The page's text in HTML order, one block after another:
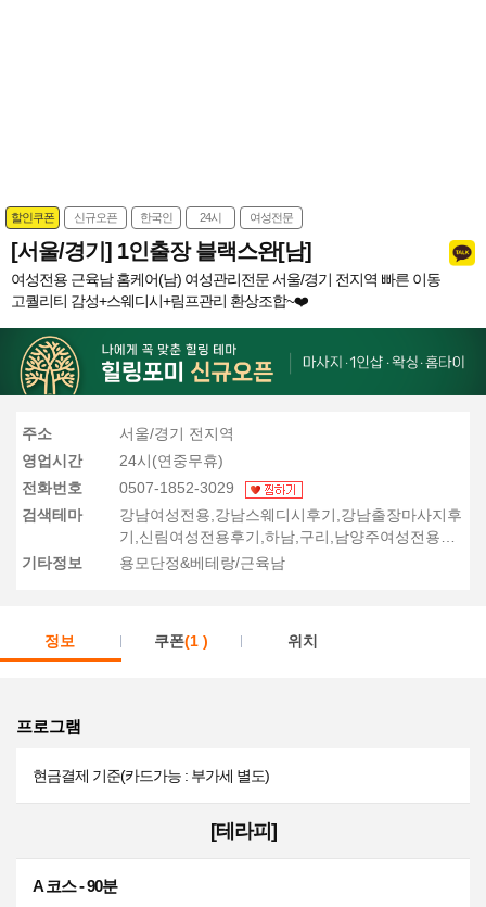
할인쿠폰 신규오픈 한국인 24시 여성전문
[서울/경기] 1인출장 블랙스완[남]
여성전용 근육남 홈케어(남) 여성관리전문 서울/경기 전지역 빠른 이동
고퀄리티 감성+스웨디시+림프관리 환상조합~❤️
주소
서울/경기 전지역
영업시간
24시(연중무휴)
전화번호
0507-1852-3029
검색테마
강남여성전용,강남스웨디시후기,강남출장마사지후
기,신림여성전용후기,하남,구리,남양주여성전용마
사지후기
기타정보 용모단정&베테랑/근육남
정보 쿠폰(1 ) 위치
프로그램
현금결제 기준(카드가능 : 부가세 별도)
[테라피]
A 코스 - 90분